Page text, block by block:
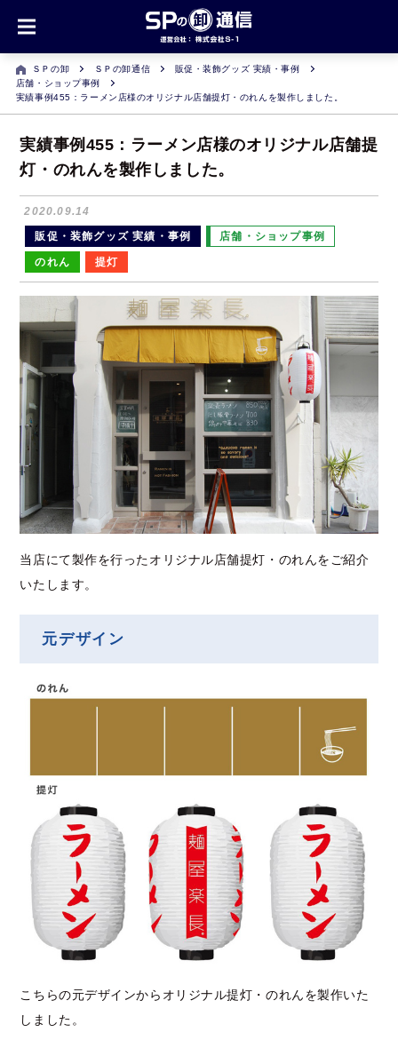
ＳＰの卸 ＳＰの卸通信
販促・装飾グッズ 実績・事例
店舗・ショップ事例
実績事例455：ラーメン店様のオリジナル店舗提灯・のれんを製作しました。
実績事例455：ラーメン店様のオリジナル店舗提
灯・のれんを製作しました。
2020.09.14
販促・装飾グッズ 実績・事例
店舗・ショップ事例
のれん 提灯
当店にて製作を行ったオリジナル店舗提灯・のれんをご紹介
いたします。
元デザイン
こちらの元デザインからオリジナル提灯・のれんを製作いた
しました。